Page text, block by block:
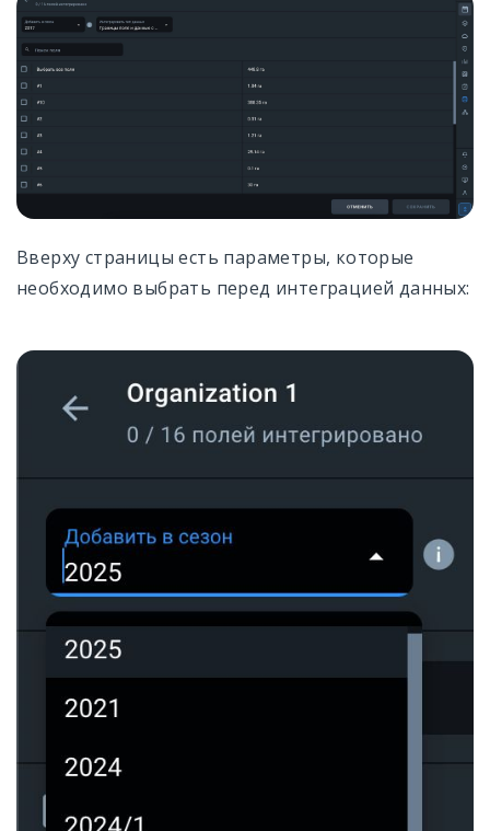
Вверху страницы есть параметры, которые
необходимо выбрать перед интеграцией данных: